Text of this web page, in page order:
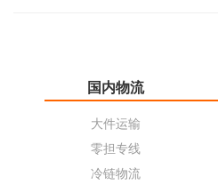
国内物流
大件运输
零担专线
冷链物流